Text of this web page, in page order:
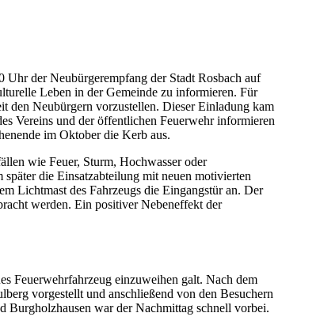
der Neubürgerempfang der Stadt Rosbach auf
Leben in der Gemeinde zu informieren. Für
den Neubürgern vorzustellen. Dieser Einladung kam
Vereins und der öffentlichen Feuerwehr informieren
im Oktober die Kerb aus.
wie Feuer, Sturm, Hochwasser oder
die Einsatzabteilung mit neuen motivierten
Lichtmast des Fahrzeugs die Eingangstür an. Der
werden. Ein positiver Nebeneffekt der
Feuerwehrfahrzeug einzuweihen galt. Nach dem
vorgestellt und anschließend von den Besuchern
Burgholzhausen war der Nachmittag schnell vorbei.